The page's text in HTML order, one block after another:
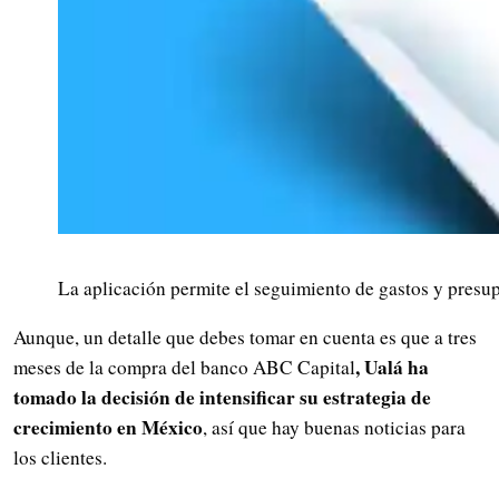
La aplicación permite el seguimiento de gastos y
Aunque, un detalle que debes tomar en cuenta es que a tres
meses de la compra del banco ABC Capital, Ualá ha
tomado la decisión de intensificar su estrategia de
crecimiento en México, así que hay buenas noticias para
los clientes.